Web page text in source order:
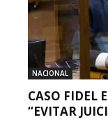
NACIONAL
CASO FIDEL
“EVITAR